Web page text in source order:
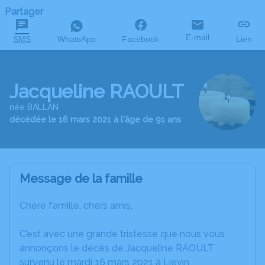
Partager
SMS WhatsApp Facebook E-mail Lien
Jacqueline RAOULT
née BALLAN
décédée le 16 mars 2021 à l'âge de 91 ans
Message de la famille
Chère famille, chers amis,
C’est avec une grande tristesse que nous vous
annonçons le décès de Jacqueline RAOULT
survenu le mardi 16 mars 2021 à Lievin.